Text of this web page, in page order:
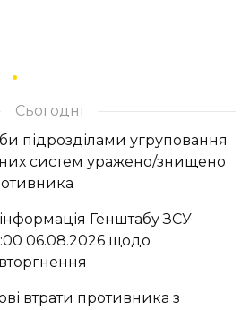
Сьогодні
підрозділами угруповання
систем уражено/знищено
Генштабу ЗСУ
06.08.2026 щодо
втрати противника з